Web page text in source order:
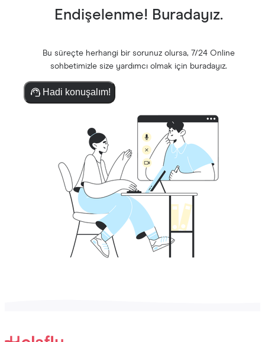
Endişelenme! Buradayız.
Bu süreçte herhangi bir sorunuz olursa, 7/24 Online
sohbetimizle size yardımcı olmak için buradayız.
Hadi konuşalım!